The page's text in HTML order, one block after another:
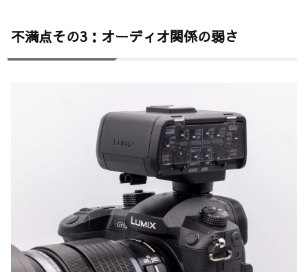
不満点その3：オーディオ関係の弱さ